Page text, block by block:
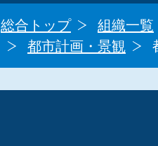
総合トップ
組織一覧
都市計画・景観